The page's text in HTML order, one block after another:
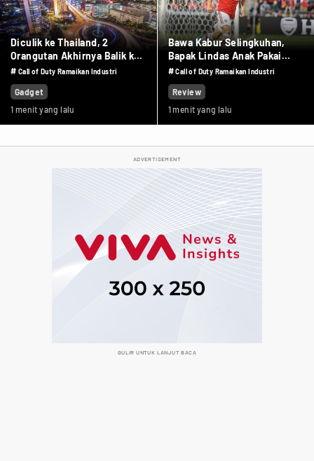
Diculik ke Thailand, 2
Orangutan Akhirnya Balik ke
Indonesia
# Call of Duty Ramaikan Industri
Gadget
1 menit yang lalu
Bawa Kabur Selingkuhan,
Bapak Lindas Anak Pakai
Truk Sawit
#Call of Duty Ramaikan Industri
Review
1 menit yang lalu
ADVERTISEMENT
GULIR UNTUK LANJUT BACA